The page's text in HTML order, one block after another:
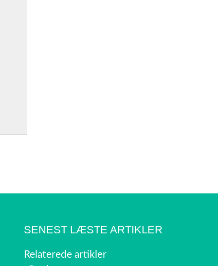
SENEST LÆSTE ARTIKLER
Relaterede artikler